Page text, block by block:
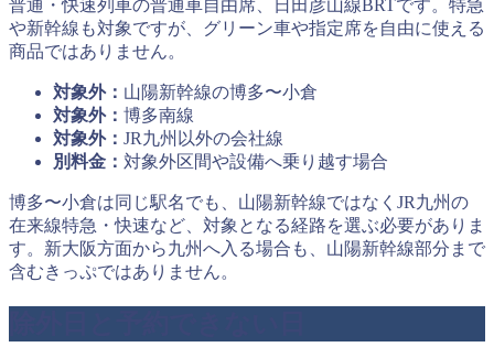
普通・快速列車の普通車自由席、日田彦山線BRTです。特急
や新幹線も対象ですが、グリーン車や指定席を自由に使える
商品ではありません。
対象外： 山陽新幹線の博多〜小倉
対象外： 博多南線
対象外： JR九州以外の会社線
別料金： 対象外区間や設備へ乗り越す場合
博多〜小倉は同じ駅名でも、山陽新幹線ではなくJR九州の
在来線特急・快速など、対象となる経路を選ぶ必要がありま
す。新大阪方面から九州へ入る場合も、山陽新幹線部分まで
含むきっぷではありません。